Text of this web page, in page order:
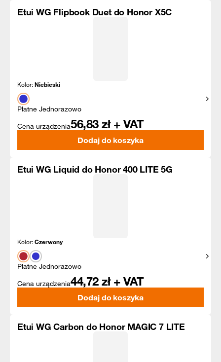
Etui WG Flipbook Duet do Honor X5C
Kolor:Niebieski
Płatne Jednorazowo
Cena urządzenia56,83 zł + VAT
Dodaj do koszyka
Etui WG Liquid do Honor 400 LITE 5G
Kolor:Czerwony
Płatne Jednorazowo
Cena urządzenia44,72 zł + VAT
Dodaj do koszyka
Etui WG Carbon do Honor MAGIC 7 LITE